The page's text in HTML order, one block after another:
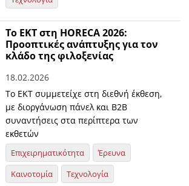
Το ΕΚΤ στη HORECA 2026:
Προοπτικές ανάπτυξης για τον
κλάδο της φιλοξενίας
18.02.2026
Το ΕΚΤ συμμετείχε στη διεθνή έκθεση,
με διοργάνωση πάνελ και Β2Β
συναντήσεις στα περίπτερα των
εκθετών
Επιχειρηματικότητα
Έρευνα
Καινοτομία
Τεχνολογία